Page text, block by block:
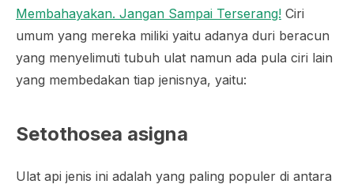
Membahayakan. Jangan Sampai Terserang! Ciri
umum yang mereka miliki yaitu adanya duri beracun
yang menyelimuti tubuh ulat namun ada pula ciri lain
yang membedakan tiap jenisnya, yaitu:
Setothosea asigna
Ulat api jenis ini adalah yang paling populer di antara